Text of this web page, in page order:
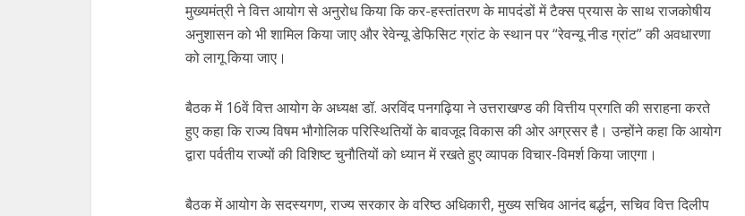
मुख्यमंत्री ने वित्त आयोग से अनुरोध किया कि कर-हस्तांतरण के मापदंडों में टैक्स प्रयास के साथ राजकोषीय
अनुशासन को भी शामिल किया जाए और रेवेन्यू डेफिसिट ग्रांट के स्थान पर “रेवन्यू नीड ग्रांट” की अवधारणा
को लागू किया जाए।
बैठक में 16वें वित्त आयोग के अध्यक्ष डॉ. अरविंद पनगढ़िया ने उत्तराखण्ड की वित्तीय प्रगति की सराहना करते
हुए कहा कि राज्य विषम भौगोलिक परिस्थितियों के बावजूद विकास की ओर अग्रसर है। उन्होंने कहा कि आयोग
द्वारा पर्वतीय राज्यों की विशिष्ट चुनौतियों को ध्यान में रखते हुए व्यापक विचार-विमर्श किया जाएगा।
बैठक में आयोग के सदस्यगण, राज्य सरकार के वरिष्ठ अधिकारी, मुख्य सचिव आनंद बर्द्धन, सचिव वित्त दिलीप